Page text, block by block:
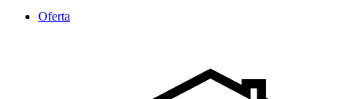
Oferta